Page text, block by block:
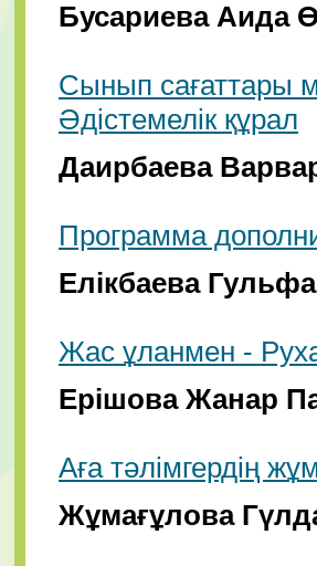
Бусариева Аида
Сынып сағаттары
Әдістемелік құрал
Даирбаева
Программа
Елікбаева
Жас ұланмен -
Ерішова Жанар
Аға тәлімгердің
Жұмағұлова